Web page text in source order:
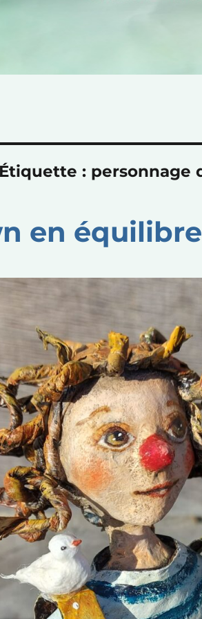
Étiquette : personnage
en